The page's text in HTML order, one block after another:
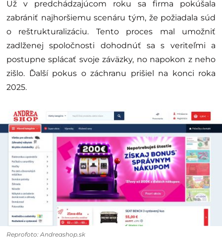
Už v predchádzajúcom roku sa firma pokúšala
zabrániť najhoršiemu scenáru tým, že požiadala súd
o reštrukturalizáciu. Tento proces mal umožniť
zadlženej spoločnosti dohodnúť sa s veriteľmi a
postupne splácať svoje záväzky, no napokon z neho
zišlo. Ďalší pokus o záchranu prišiel na konci roka
2025.
Reprofoto: Andreashop.sk